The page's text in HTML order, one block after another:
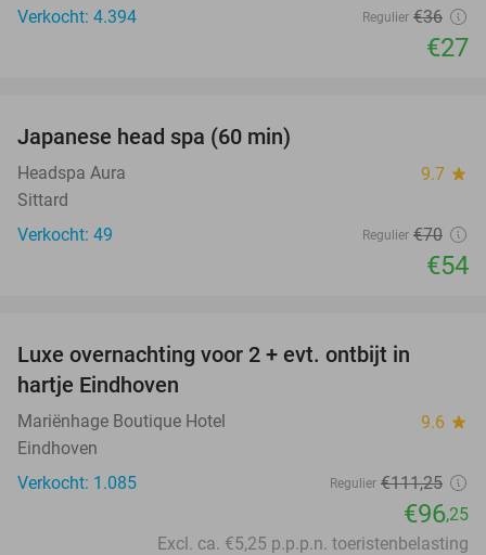
Verkocht: 4.394
Regulier €36
€27
Japanese head spa (60 min)
Headspa Aura 9.7 star
Sittard
Verkocht: 49
Regulier €70
€54
Luxe overnachting voor 2 + evt. ontbijt in
hartje Eindhoven
Mariënhage Boutique Hotel 9.6 star
Eindhoven
Verkocht: 1.085
Regulier €111,25
€96,25
Excl. ca. €5,25 p.p.p.n. toeristenbelasting